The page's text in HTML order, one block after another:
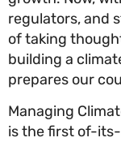
regulators,
of taking
building a
prepares our
Managing
is the first